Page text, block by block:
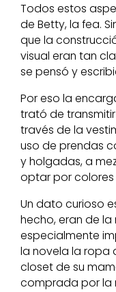
Todos estos
de Betty, la fea.
que la
visual eran tan
se pensó y
Por eso la
trató de
través de la
uso de prendas
y holgadas, a
optar por colores
Un dato curioso
hecho, eran de
especialmente
la novela la ropa
closet de su
comprada por la